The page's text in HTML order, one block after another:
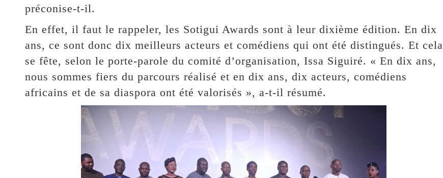
préconise-t-il.
En effet, il faut le rappeler, les Sotigui Awards sont à leur dixième édition. En dix
ans, ce sont donc dix meilleurs acteurs et comédiens qui ont été distingués. Et cela
se fête, selon le porte-parole du comité d’organisation, Issa Siguiré. « En dix ans,
nous sommes fiers du parcours réalisé et en dix ans, dix acteurs, comédiens
africains et de sa diaspora ont été valorisés », a-t-il résumé.